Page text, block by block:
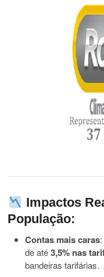
Impactos
População:
Contas mais caras
de até3,5% nas
bandeiras tarifárias.